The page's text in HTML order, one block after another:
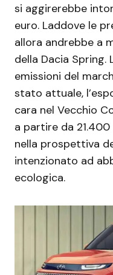
si aggirerebbe
euro. Laddove le
allora andrebbe a
della Dacia
emissioni del
stato attuale,
cara nel Vecchio
a partire da 21.400
nella prospettiva
intenzionato ad
ecologica.